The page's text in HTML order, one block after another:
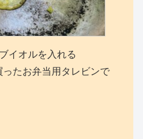
イオルを入れる
たお弁当用タレビンで